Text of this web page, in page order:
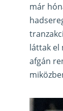
már
láttak el
afgán